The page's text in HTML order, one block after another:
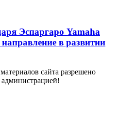
Эспаргаро Yamaha
в развитии
сайта разрешено
администрацией!